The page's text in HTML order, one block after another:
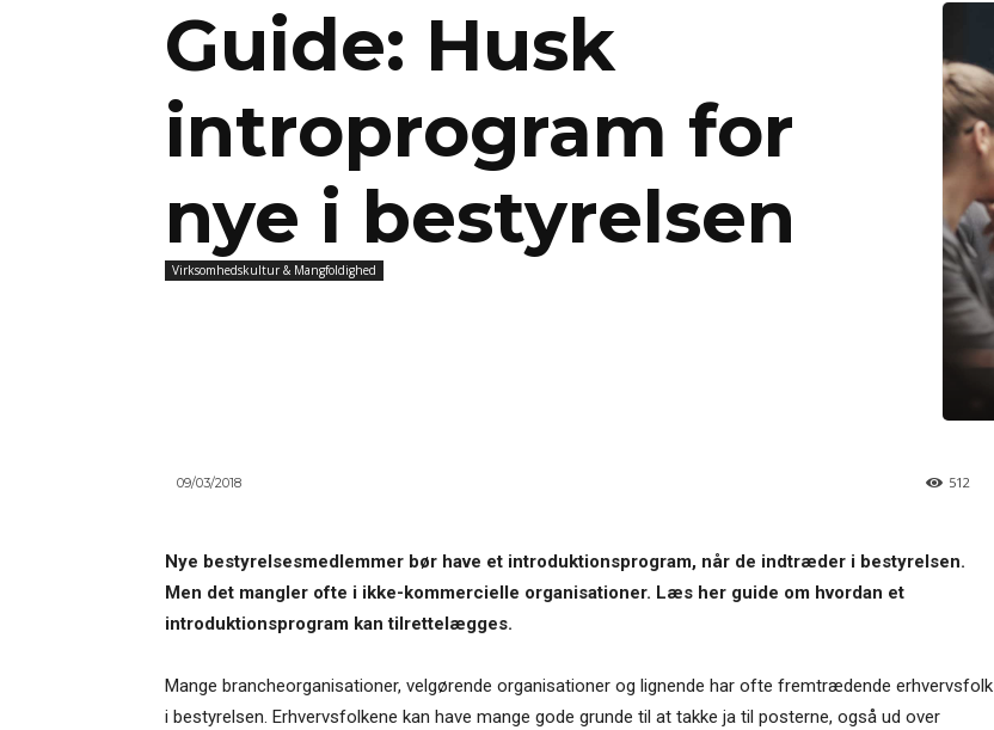
Guide: Husk
introprogram for
nye i bestyrelsen
Virksomhedskultur & Mangfoldighed
09/03/2018 512
Nye bestyrelsesmedlemmer bør have et introduktionsprogram, når de indtræder i bestyrelsen.
Men det mangler ofte i ikke-kommercielle organisationer. Læs her guide om hvordan et
introduktionsprogram kan tilrettelægges.
Mange brancheorganisationer, velgørende organisationer og lignende har ofte fremtrædende erhvervsfolk
i bestyrelsen. Erhvervsfolkene kan have mange gode grunde til at takke ja til posterne, også ud over